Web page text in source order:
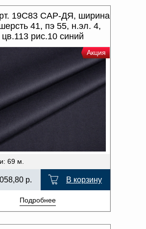
19С83 САР-ДЯ, ширина
41, пэ 55, н.эл. 4,
цв.113 рис.10 синий
Акция
69 м.
р. В корзину
Подробнее